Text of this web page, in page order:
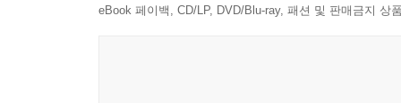
그리고 난센스하게 그려냈다는 점에 소설 [쓰쿠모
eBook 페이백, CD/LP, DVD/Blu-ray, 패션 및 판매금지 상